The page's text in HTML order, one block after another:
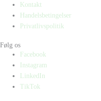
Kontakt
Handelsbetingelser
Privatlivspolitik
Følg os
Facebook
Instagram
LinkedIn
TikTok